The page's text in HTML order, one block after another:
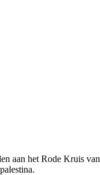
aan het Rode Kruis van